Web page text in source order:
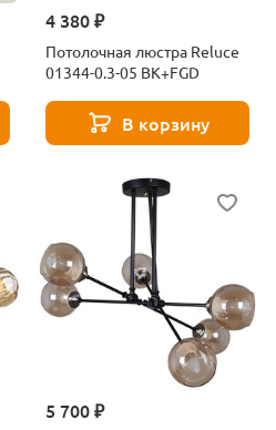
4 380 ₽
Потолочная люстра Reluce
01344-0.3-05 BK+FGD
В корзину
5 700 ₽